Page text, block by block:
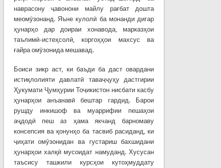
наврасону ҷавонони майлу рағбат дошта
меомӯзонанд. Яъне кулолӣ ба монанди дигар
ҳунарҳо дар доираи хонавода, марказҳои
таълимӣ-истеҳсолӣ, коргоҳҳои махсус ва
ғайра омӯзонида мешавад.
Боиси зикр аст, ки баъди ба даст овардани
истиқлолияти давлатӣ таваҷҷуҳу дастгирии
Ҳукумати Ҷумҳурии Тоҷикистон нисбати касбу
ҳунарҳои анъанавӣ бештар гардид. Барои
рушду инкишоф ва муаррифии пешаҳои
аҷдодӣ пеш аз ҳама якчанд барномаву
консепсия ва қонунҳо ба тасвиб расиданд, ки
ҷиҳати омӯзонидан ва густариш бахшидани
ҳунарҳои халқӣ мусоидат намуданд. Хусусан
таъсису ташкили курсҳои кутоҳмуддату